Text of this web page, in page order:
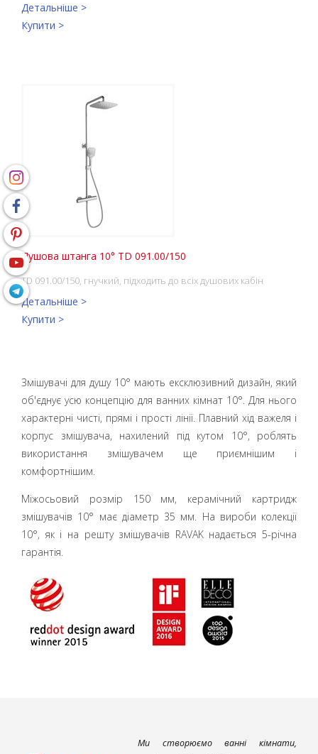
Детальніше >
Купити >
Душова штанга 10° TD 091.00/150
TD 091.00/150, гнучкий, підходить до всіх душових кабін
Детальніше >
Купити >
Змішувачі для душу 10° мають ексклюзивний дизайн, який
об'єднує усю концепцію для ванних кімнат 10°. Для нього
характерні чисті, прямі і прості лінії. Плавний хід важеля і
корпус змішувача, нахилений під кутом 10°, роблять
використання змішувачем ще приємнішим і
комфортнішим.
Міжосьовий розмір 150 мм, керамічний картридж
змішувачів 10° має діаметр 35 мм. На вироби колекції
10°, як і на решту змішувачів RAVAK надається 5-річна
гарантія.
Ми створюємо ванні кімнати,